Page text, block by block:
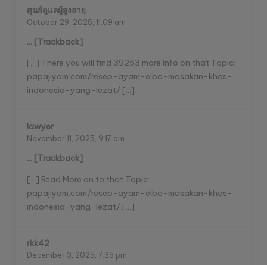
ศูนย์ดูแลผู้สูงอายุ
October 29, 2025, 11:09 am
… [Trackback]
[…] There you will find 39253 more Info on that Topic:
papajiyam.com/resep-ayam-elba-masakan-khas-
indonesia-yang-lezat/ […]
lawyer
November 11, 2025, 9:17 am
… [Trackback]
[…] Read More on to that Topic:
papajiyam.com/resep-ayam-elba-masakan-khas-
indonesia-yang-lezat/ […]
rkk42
December 3, 2025, 7:35 pm